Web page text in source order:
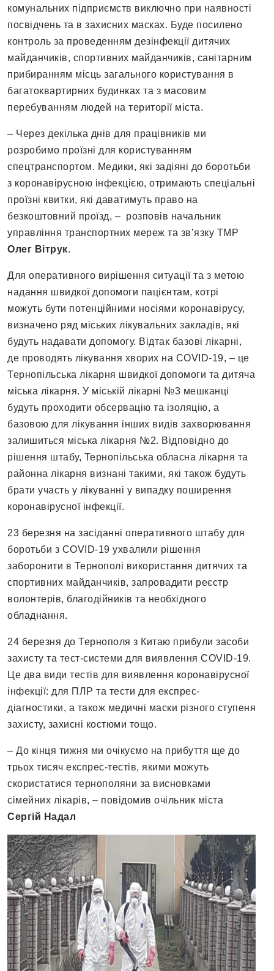
комунальних підприємств виключно при наявності
посвідчень та в захисних масках. Буде посилено
контроль за проведенням дезінфекції дитячих
майданчиків, спортивних майданчиків, санітарним
прибиранням місць загального користування в
багатоквартирних будинках та з масовим
перебуванням людей на території міста.
– Через декілька днів для працівників ми
розробимо проїзні для користуванням
спецтранспортом. Медики, які задіяні до боротьби
з коронавірусною інфекцією, отримають спеціальні
проїзні квитки, які даватимуть право на
безкоштовний проїзд, – розповів начальник
управління транспортних мереж та зв’язку ТМР
Олег Вітрук.
Для оперативного вирішення ситуації та з метою
надання швидкої допомоги пацієнтам, котрі
можуть бути потенційними носіями коронавірусу,
визначено ряд міських лікувальних закладів, які
будуть надавати допомогу. Відтак базові лікарні,
де проводять лікування хворих на COVID-19, – це
Тернопільська лікарня швидкої допомоги та дитяча
міська лікарня. У міській лікарні №3 мешканці
будуть проходити обсервацію та ізоляцію, а
базовою для лікування інших видів захворювання
залишиться міська лікарня №2. Відповідно до
рішення штабу, Тернопільська обласна лікарня та
районна лікарня визнані такими, які також будуть
брати участь у лікуванні у випадку поширення
коронавірусної інфекції.
23 березня на засіданні оперативного штабу для
боротьби з COVID-19 ухвалили рішення
заборонити в Тернополі використання дитячих та
спортивних майданчиків, запровадити реєстр
волонтерів, благодійників та необхідного
обладнання.
24 березня до Тернополя з Китаю прибули засоби
захисту та тест-системи для виявлення COVID-19.
Це два види тестів для виявлення коронавірусної
інфекції: для ПЛР та тести для експрес-
діагностики, а також медичні маски різного ступеня
захисту, захисні костюми тощо.
– До кінця тижня ми очікуємо на прибуття ще до
трьох тисяч експрес-тестів, якими можуть
скористатися тернополяни за висновками
сімейних лікарів, – повідомив очільник міста
Сергій Надал